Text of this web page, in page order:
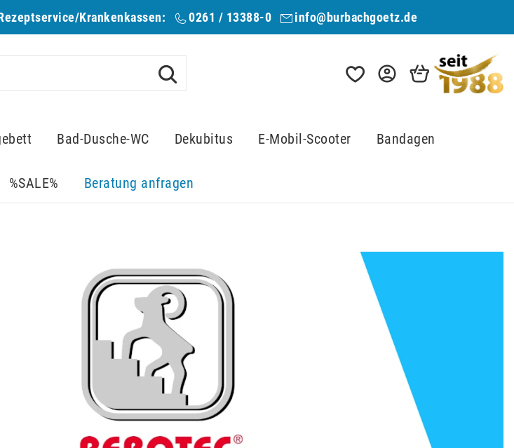
Krankenkassen: 0261 / 13388-0 info@burbachgoetz.de
Bad-Dusche-WC Dekubitus E-Mobil-Scooter Bandagen
%SALE% Beratung anfragen